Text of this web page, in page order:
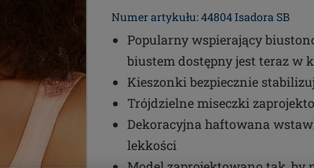
Numer artykułu: 44804 Isadora SB
Popularny wspierający
biustem dostępny jest teraz w
Kieszonki bezpiecznie
Trójdzielne miseczki
Dekoracyjna haftowana
lekkości